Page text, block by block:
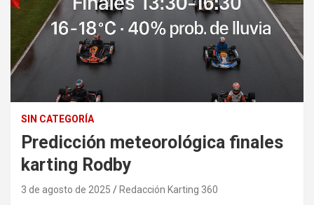
SIN CATEGORÍA
Predicción meteorológica finales
karting Rodby
3 de agosto de 2025 Redacción Karting 360